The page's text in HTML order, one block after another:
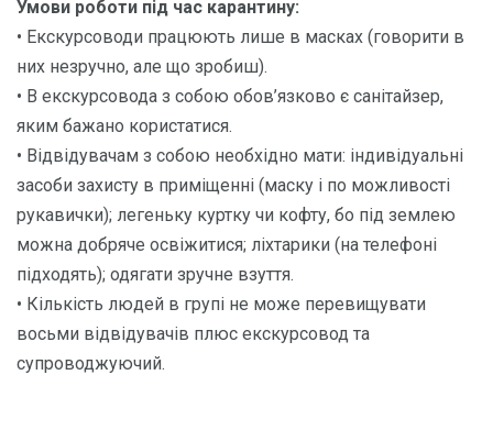
Умови роботи під час карантину:
• Екскурсоводи працюють лише в масках (говорити в
них незручно, але що зробиш).
• В екскурсовода з собою обов’язково є санітайзер,
яким бажано користатися.
• Відвідувачам з собою необхідно мати: індивідуальні
засоби захисту в приміщенні (маску і по можливості
рукавички); легеньку куртку чи кофту, бо під землею
можна добряче освіжитися; ліхтарики (на телефоні
підходять); одягати зручне взуття.
• Кількість людей в групі не може перевищувати
восьми відвідувачів плюс екскурсовод та
супроводжуючий.